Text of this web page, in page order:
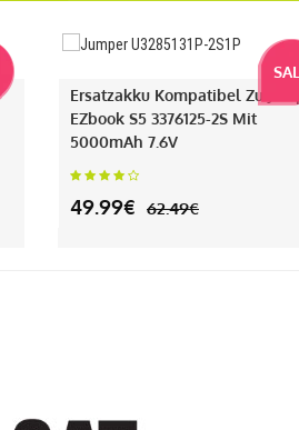
Ersatzakku Kompatibel Zu
EZbook S5 3376125-2S Mit
5000mAh 7.6V
49.99€ 62.49€